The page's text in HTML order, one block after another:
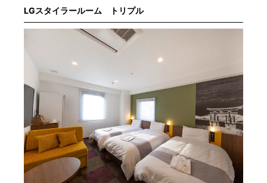
LGスタイラールーム トリプル